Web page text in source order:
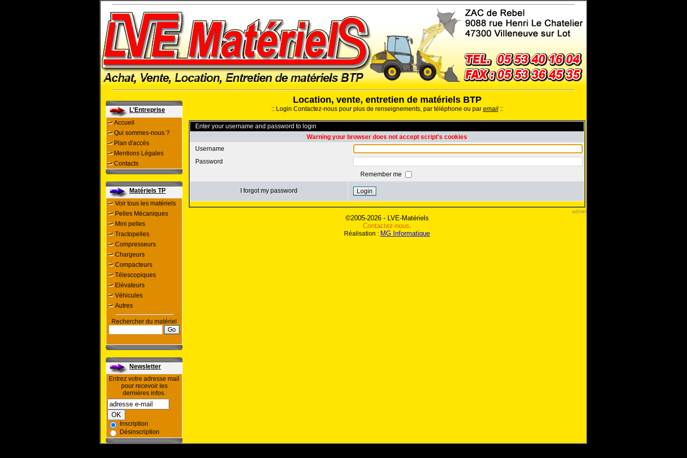
L'Entreprise
Accueil
Qui sommes-nous ?
Plan d'accès
Mentions Légales
Contacts
Matériels TP
Voir tous les matériels
Pelles Mécaniques
Mini pelles
Tractopelles
Compresseurs
Chargeurs
Compacteurs
Télescopiques
Elévateurs
Véhicules
Autres
Rechercher du matériel
Newsletter
Entrez votre adresse mail
pour recevoir les
dernières infos.
Inscription
Désinscription
Location, vente, entretien de matériels BTP
:: Login Contactez-nous pour plus de renseignements, par téléphone ou par email::
Enter your username and password to login
Warning your browser does not accept script's cookies
Username
Password
Remember me
I forgot my password
admin
©2005-2026 - LVE-Matériels
Contactez-nous.
Réalisation : MG Informatique